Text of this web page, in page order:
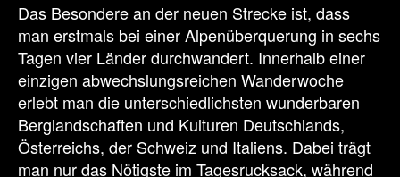
Das Besondere an der neuen Strecke ist, dass
man erstmals bei einer Alpenüberquerung in sechs
Tagen vier Länder durchwandert. Innerhalb einer
einzigen abwechslungsreichen Wanderwoche
erlebt man die unterschiedlichsten wunderbaren
Berglandschaften und Kulturen Deutschlands,
Österreichs, der Schweiz und Italiens. Dabei trägt
man nur das Nötigste im Tagesrucksack, während